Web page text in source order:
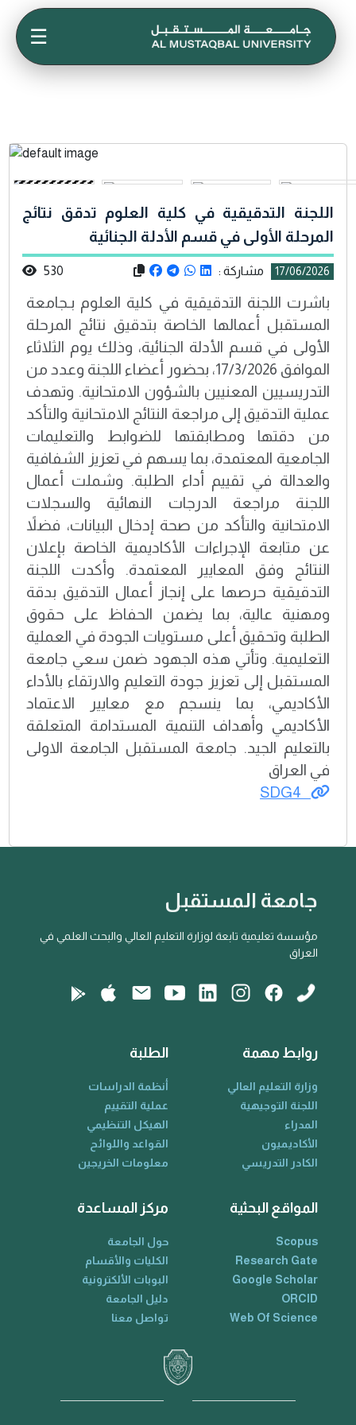
☰
اللجنة التدقيقية في كلية العلوم تدقق نتائج
المرحلة الأولى في قسم الأدلة الجنائية
17/06/2026 مشاركة : 530
باشرت اللجنة التدقيقية في كلية العلوم بـجامعة
المستقبل أعمالها الخاصة بتدقيق نتائج المرحلة
الأولى في قسم الأدلة الجنائية، وذلك يوم الثلاثاء
الموافق 17/3/2026، بحضور أعضاء اللجنة وعدد من
التدريسيين المعنيين بالشؤون الامتحانية. وتهدف
عملية التدقيق إلى مراجعة النتائج الامتحانية والتأكد
من دقتها ومطابقتها للضوابط والتعليمات
الجامعية المعتمدة، بما يسهم في تعزيز الشفافية
والعدالة في تقييم أداء الطلبة. وشملت أعمال
اللجنة مراجعة الدرجات النهائية والسجلات
الامتحانية والتأكد من صحة إدخال البيانات، فضلاً
عن متابعة الإجراءات الأكاديمية الخاصة بإعلان
النتائج وفق المعايير المعتمدة. وأكدت اللجنة
التدقيقية حرصها على إنجاز أعمال التدقيق بدقة
ومهنية عالية، بما يضمن الحفاظ على حقوق
الطلبة وتحقيق أعلى مستويات الجودة في العملية
التعليمية. وتأتي هذه الجهود ضمن سعي جامعة
المستقبل إلى تعزيز جودة التعليم والارتقاء بالأداء
الأكاديمي، بما ينسجم مع معايير الاعتماد
الأكاديمي وأهداف التنمية المستدامة المتعلقة
بالتعليم الجيد. جامعة المستقبل الجامعة الاولى
في العراق
جامعة المستقبل
مؤسسة تعليمية تابعة لوزارة التعليم العالي والبحث العلمي في
العراق
روابط مهمة
وزارة التعليم العالي
اللجنة التوجيهية
المدراء
الأكاديميون
الكادر التدريسي
الطلبة
أنظمة الدراسات
عملية التقييم
الهيكل التنظيمي
القواعد واللوائح
معلومات الخريجين
المواقع البحثية
Scopus
Research Gate
Google Scholar
ORCID
Web Of Science
مركز المساعدة
حول الجامعة
الكليات والأقسام
البوبات الألكترونية
دليل الجامعة
تواصل معنا